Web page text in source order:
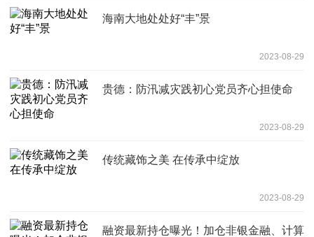
海南大地处处好“丰”景
2023-08-29
贵德：防汛减灾践初心党员齐心担使命
2023-08-29
传统藏饰之美 在传承中绽放
2023-08-29
融资最新持仓曝光！加仓非银金融、计算